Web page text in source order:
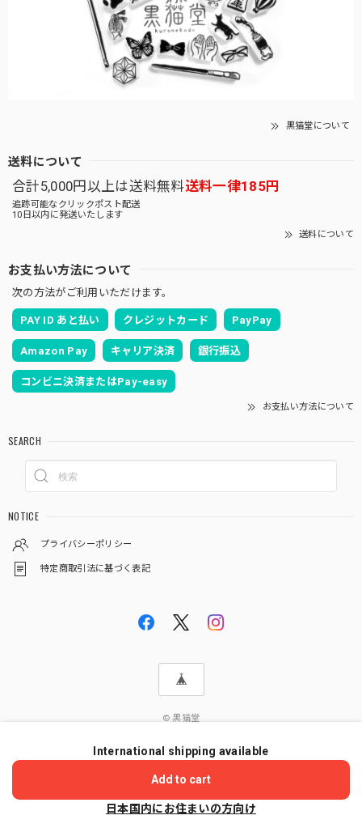
黒猫堂について
送料について
合計5,000円以上は送料無料送料一律185円
追跡可能なクリックポスト配送
10日以内に発送いたします
送料について
お支払い方法について
次の方法がご利用いただけます。
PAY ID あと払い クレジットカード PayPay
Amazon Pay キャリア決済 銀行振込
コンビニ決済またはPay-easy
お支払い方法について
SEARCH
NOTICE
プライバシーポリシー
特定商取引法に基づく表記
© 黒猫堂
International shipping available
Add to cart
日本国内にお住まいの方向け
ショップに質問する